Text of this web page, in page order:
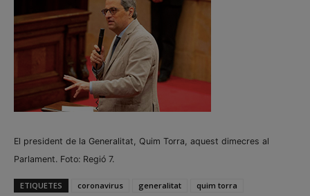
El president de la Generalitat, Quim Torra, aquest dimecres al
Parlament. Foto: Regió 7.
ETIQUETES coronavirus generalitat quim torra